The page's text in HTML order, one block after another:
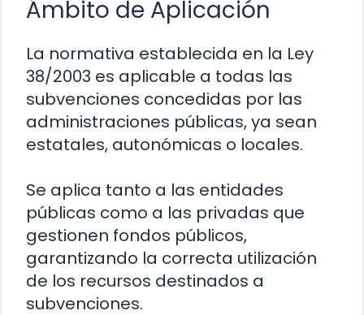
Ámbito de Aplicación
La normativa establecida en la Ley
38/2003 es aplicable a todas las
subvenciones concedidas por las
administraciones públicas, ya sean
estatales, autonómicas o locales.
Se aplica tanto a las entidades
públicas como a las privadas que
gestionen fondos públicos,
garantizando la correcta utilización
de los recursos destinados a
subvenciones.